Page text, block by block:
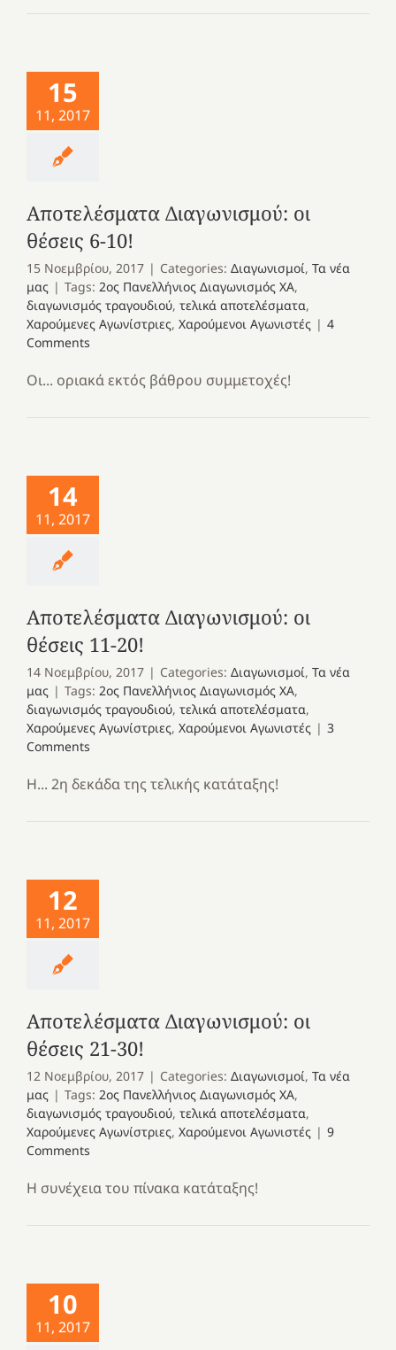
15
11, 2017
Αποτελέσματα Διαγωνισμού: οι
θέσεις 6-10!
15 Νοεμβρίου, 2017 | Categories: Διαγωνισμοί, Τα νέα
μας | Tags: 2ος Πανελλήνιος Διαγωνισμός ΧΑ,
διαγωνισμός τραγουδιού, τελικά αποτελέσματα,
Χαρούμενες Αγωνίστριες, Χαρούμενοι Αγωνιστές | 4
Comments
Οι... οριακά εκτός βάθρου συμμετοχές!
14
11, 2017
Αποτελέσματα Διαγωνισμού: οι
θέσεις 11-20!
14 Νοεμβρίου, 2017 | Categories: Διαγωνισμοί, Τα νέα
μας | Tags: 2ος Πανελλήνιος Διαγωνισμός ΧΑ,
διαγωνισμός τραγουδιού, τελικά αποτελέσματα,
Χαρούμενες Αγωνίστριες, Χαρούμενοι Αγωνιστές | 3
Comments
Η... 2η δεκάδα της τελικής κατάταξης!
12
11, 2017
Αποτελέσματα Διαγωνισμού: οι
θέσεις 21-30!
12 Νοεμβρίου, 2017 | Categories: Διαγωνισμοί, Τα νέα
μας | Tags: 2ος Πανελλήνιος Διαγωνισμός ΧΑ,
διαγωνισμός τραγουδιού, τελικά αποτελέσματα,
Χαρούμενες Αγωνίστριες, Χαρούμενοι Αγωνιστές | 9
Comments
Η συνέχεια του πίνακα κατάταξης!
10
11, 2017